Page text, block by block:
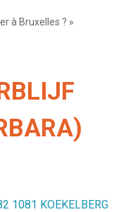
à Bruxelles ? »
1081 KOEKELBERG